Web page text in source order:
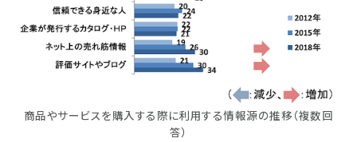
商品やサービスを購入する際に利用する情報源の推移（複数回
答）